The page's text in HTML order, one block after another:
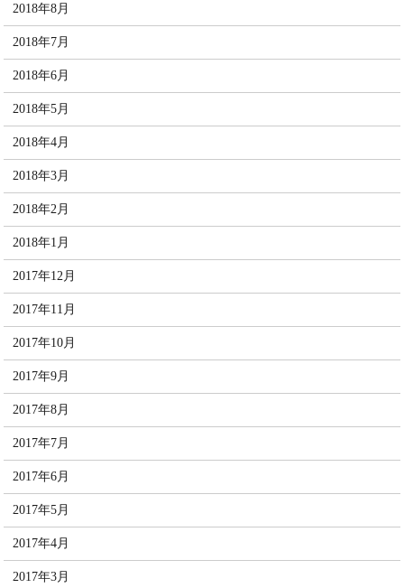
2018年8月
2018年7月
2018年6月
2018年5月
2018年4月
2018年3月
2018年2月
2018年1月
2017年12月
2017年11月
2017年10月
2017年9月
2017年8月
2017年7月
2017年6月
2017年5月
2017年4月
2017年3月